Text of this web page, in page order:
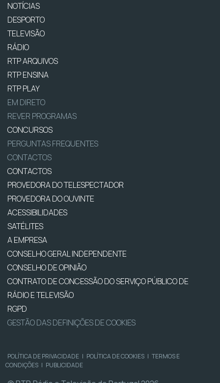
NOTÍCIAS
DESPORTO
TELEVISÃO
RÁDIO
RTP ARQUIVOS
RTP ENSINA
RTP PLAY
EM DIRETO
REVER PROGRAMAS
CONCURSOS
PERGUNTAS FREQUENTES
CONTACTOS
CONTACTOS
PROVEDORA DO TELESPECTADOR
PROVEDORA DO OUVINTE
ACESSIBILIDADES
SATÉLITES
A EMPRESA
CONSELHO GERAL INDEPENDENTE
CONSELHO DE OPINIÃO
CONTRATO DE CONCESSÃO DO SERVIÇO PÚBLICO DE
RÁDIO E TELEVISÃO
RGPD
GESTÃO DAS DEFINIÇÕES DE COOKIES
POLÍTICA DE PRIVACIDADE | POLÍTICA DE COOKIES | TERMOS E
CONDIÇÕES | PUBLICIDADE